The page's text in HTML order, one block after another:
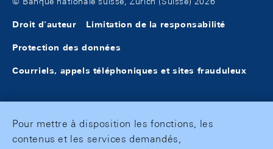
Droit d'auteur Limitation de la responsabilité
Protection des données
Courriels, appels téléphoniques et sites frauduleux
Pour mettre à disposition les fonctions, les
contenus et les services demandés,